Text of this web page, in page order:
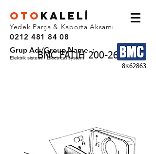
OTO KALEL İ
Yedek Parça & Kaporta Aksamı
0212 481 84 08
BMC FATIH 200-26
Grup Adı/Group Name :
Elektrik sistemi / Electrical system
8K62863